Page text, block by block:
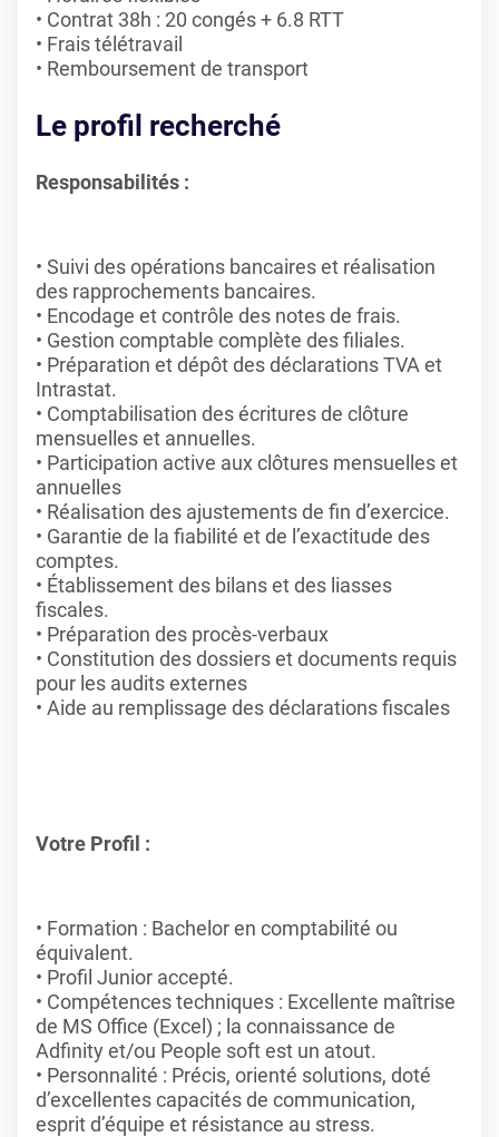
Contrat 38h : 20 congés + 6.8 RTT
Frais télétravail
Remboursement de transport
Le profil recherché
Responsabilités :
Suivi des opérations bancaires et réalisation
des rapprochements bancaires.
Encodage et contrôle des notes de frais.
Gestion comptable complète des filiales.
Préparation et dépôt des déclarations TVA et
Intrastat.
Comptabilisation des écritures de clôture
mensuelles et annuelles.
Participation active aux clôtures mensuelles et
annuelles
Réalisation des ajustements de fin d’exercice.
Garantie de la fiabilité et de l’exactitude des
comptes.
Établissement des bilans et des liasses
fiscales.
Préparation des procès-verbaux
Constitution des dossiers et documents requis
pour les audits externes
Aide au remplissage des déclarations fiscales
Votre Profil :
Formation : Bachelor en comptabilité ou
équivalent.
Profil Junior accepté.
Compétences techniques : Excellente maîtrise
de MS Office (Excel) ; la connaissance de
Adfinity et/ou People soft est un atout.
Personnalité : Précis, orienté solutions, doté
d’excellentes capacités de communication,
esprit d’équipe et résistance au stress.